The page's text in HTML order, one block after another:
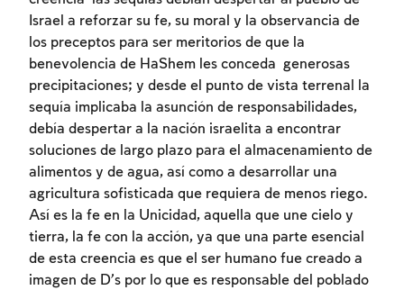
Israel a reforzar su fe, su moral y la observancia de
los preceptos para ser meritorios de que la
benevolencia de HaShem les conceda generosas
precipitaciones; y desde el punto de vista terrenal la
sequía implicaba la asunción de responsabilidades,
debía despertar a la nación israelita a encontrar
soluciones de largo plazo para el almacenamiento de
alimentos y de agua, así como a desarrollar una
agricultura sofisticada que requiera de menos riego.
Así es la fe en la Unicidad, aquella que une cielo y
tierra, la fe con la acción, ya que una parte esencial
de esta creencia es que el ser humano fue creado a
imagen de D’s por lo que es responsable del poblado